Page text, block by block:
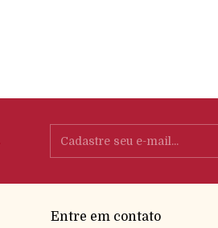
Entre em contato